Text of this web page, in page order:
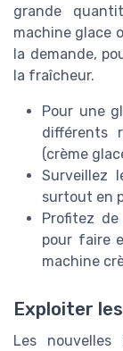
grande
machine glace
la demande,
la fraîcheur.
Pour une
différents
(crème
Surveillez
surtout en
Profitez
pour faire
machine
Exploiter
Les nouvelles